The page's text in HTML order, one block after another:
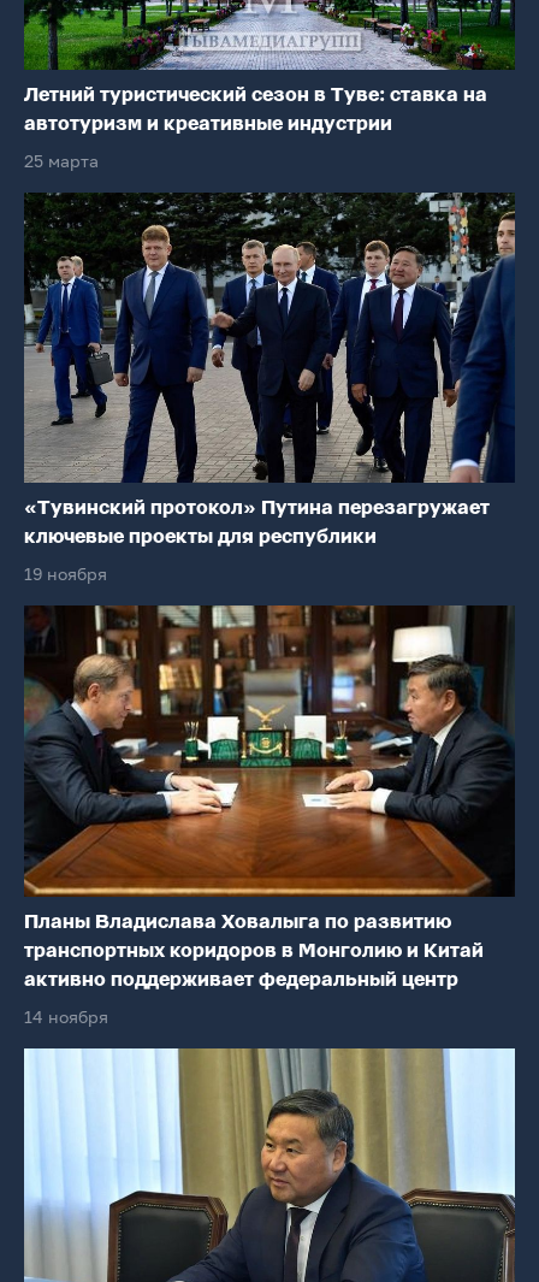
Летний туристический сезон в Туве: ставка на
автотуризм и креативные индустрии
25 марта
«Тувинский протокол» Путина перезагружает
ключевые проекты для республики
19 ноября
Планы Владислава Ховалыга по развитию
транспортных коридоров в Монголию и Китай
активно поддерживает федеральный центр
14 ноября